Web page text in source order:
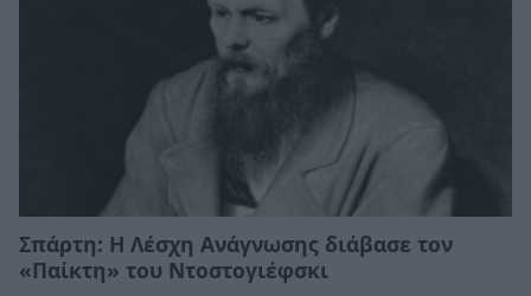
Σπάρτη: Η Λέσχη Ανάγνωσης διάβασε τον
«Παίκτη» του Ντοστογιέφσκι